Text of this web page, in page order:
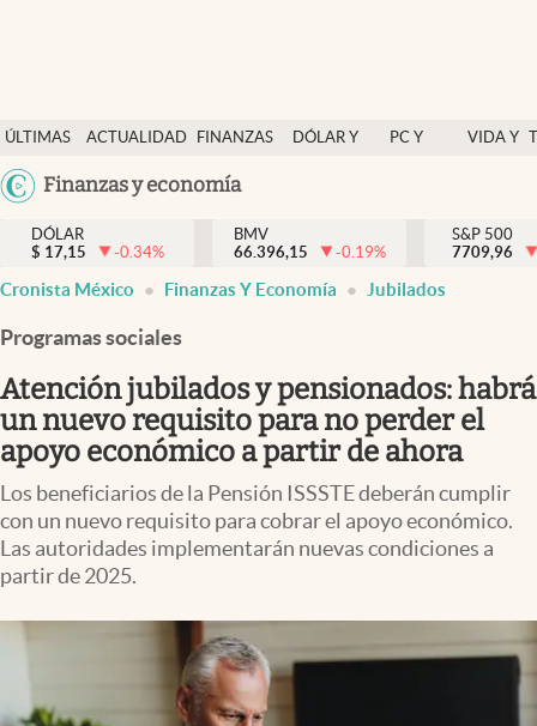
ÚLTIMAS
NOTICIAS
ACTUALIDAD
FINANZAS
DÓLAR Y
PC Y
VIDA Y
México
Finanzas y economía
Actualidad
Finanzas y economía
Dólar y mercados
Pc y celular
Vida y estilo
Tv
Clima
DÓLAR
$ 17,15 -0.34%
BMV
66.396,15
-0.19%
S&P 500
7709,96
Cronista México Finanzas Y Economía Jubilados
Programas sociales
Atención jubilados y pensionados: habrá
un nuevo requisito para no perder el
apoyo económico a partir de ahora
Los beneficiarios de la Pensión ISSSTE deberán cumplir
con un nuevo requisito para cobrar el apoyo económico.
Las autoridades implementarán nuevas condiciones a
partir de 2025.